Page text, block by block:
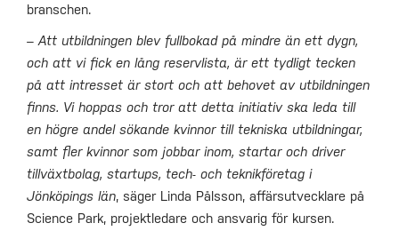
branschen.
– Att utbildningen blev fullbokad på mindre än ett dygn,
och att vi fick en lång reservlista, är ett tydligt tecken
på att intresset är stort och att behovet av utbildningen
finns. Vi hoppas och tror att detta initiativ ska leda till
en högre andel sökande kvinnor till tekniska utbildningar,
samt fler kvinnor som jobbar inom, startar och driver
tillväxtbolag, startups, tech- och teknikföretag i
Jönköpings län, säger Linda Pålsson, affärsutvecklare på
Science Park, projektledare och ansvarig för kursen.